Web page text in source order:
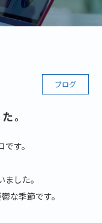
ブログ
。
す。
した。
な季節です。